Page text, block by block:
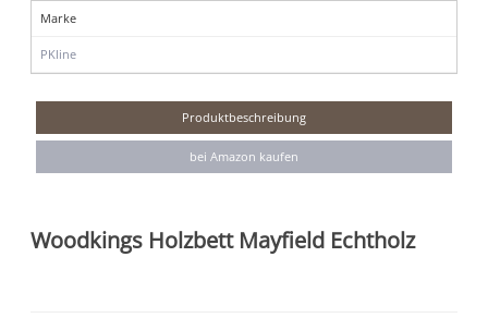
Marke
PKline
Produktbeschreibung
bei Amazon kaufen
Woodkings Holzbett Mayfield Echtholz